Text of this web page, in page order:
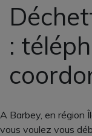
:
A Barbey, en région
vous voulez vous